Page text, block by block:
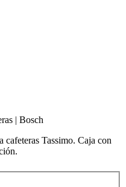
| Bosch
cafeteras Tassimo. Caja con